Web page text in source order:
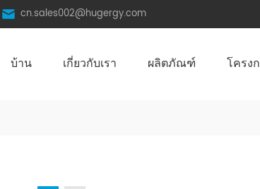
cn.sales002@hugergy.com
บ้าน เกี่ยวกับเรา ผลิตภัณฑ์ โครง